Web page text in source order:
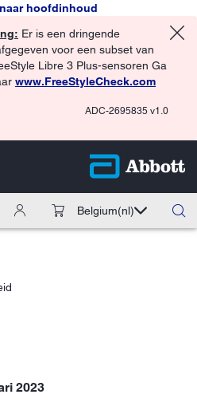
hoofdinhoud
Er is een dringende
voor een subset van
Libre 3 Plus-sensoren Ga
www.FreeStyleCheck.com
ADC-2695835 v1.0
Belgium(nl)
2023